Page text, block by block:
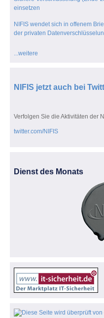
einsetzen
NIFIS wendet sich in offenem
der privaten
...weitere
NIFIS jetzt auch bei
Verfolgen Sie die Aktivitäten der
twitter.com/NIFIS
Dienst des Monats